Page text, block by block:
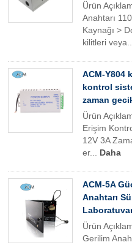
Ürün
Anahtarı
Kaynağı >
kilitleri veya...
ACM-Y804
kontrol
zaman
Ürün
Erişim
12V 3A
er... Daha
ACM-5A
Anahtarı
Ürün
Gerilim